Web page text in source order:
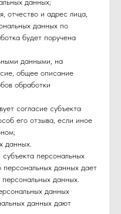
отчество и адрес лица,
данных по
будет поручена
данными, на
общее описание
обработки
согласие субъекта
его отзыва, если иное
данных.
персональных
персональных данных дает
данных.
данных
данных дают